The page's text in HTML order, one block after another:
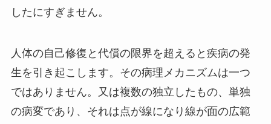
したにすぎません。
人体の自己修復と代償の限界を超えると疾病の発
生を引き起こします。その病理メカニズムは一つ
ではありません。又は複数の独立したもの、単独
の病変であり、それは点が線になり線が面の広範